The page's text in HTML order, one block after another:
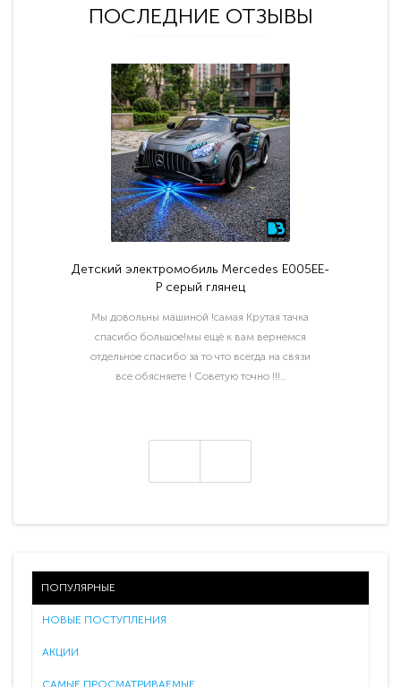
ПОСЛЕДНИЕ ОТЗЫВЫ
Детский электромобиль Mercedes E005EE-
P серый глянец
Мы довольны машиной !самая Крутая тачка
спасибо большое!мы ещё к вам вернемся
отдельное спасибо за то что всегда на связи
все обясняете ! Советую точно !!!..
ПОПУЛЯРНЫЕ
НОВЫЕ ПОСТУПЛЕНИЯ
АКЦИИ
САМЫЕ ПРОСМАТРИВАЕМЫЕ